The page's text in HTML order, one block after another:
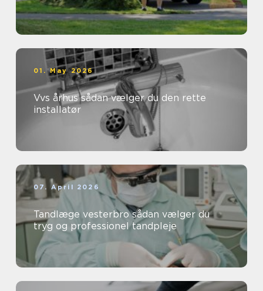
01. May 2026
Vvs århus sådan vælger du den rette
installatør
07. April 2026
Tandlæge vesterbro sådan vælger du
tryg og professionel tandpleje